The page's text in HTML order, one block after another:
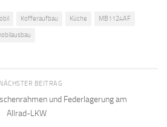
Kofferaufbau Küche MB1124AF
NÄCHSTER BEITRAG
und Federlagerung am
Allrad-LKW